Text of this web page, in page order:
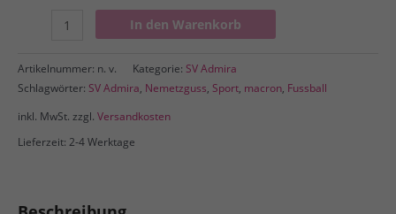
In den Warenkorb
Artikelnummer: n. v. Kategorie: SV Admira
Schlagwörter: SV Admira, Nemetzguss, Sport, macron, Fussball
inkl. MwSt. zzgl. Versandkosten
Lieferzeit: 2-4 Werktage